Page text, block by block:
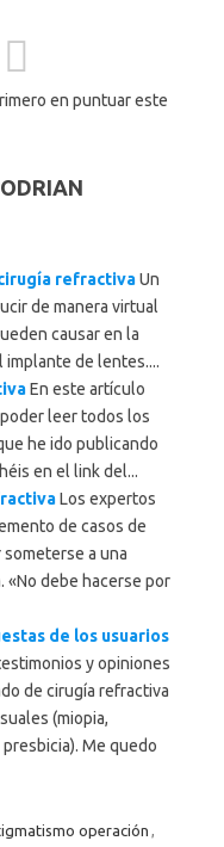
en puntuar este
refractivaUn
de manera virtual
causar en la
de lentes....
En este artículo
leer todos los
he ido publicando
en el link del...
Los expertos
de casos de
a una
«No debe hacerse por
de los usuarios
y opiniones
de cirugía refractiva
(miopia,
Me quedo
operación